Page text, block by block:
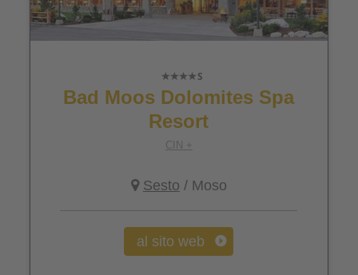
Bad Moos Dolomites Spa
Resort
CIN +
Sesto / Moso
al sito web